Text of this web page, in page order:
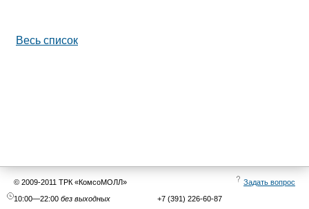
Весь список
© 2009-2011 ТРК «КомсоМОЛЛ»
Задать вопрос
10:00—22:00 без выходных +7 (391) 226-60-87